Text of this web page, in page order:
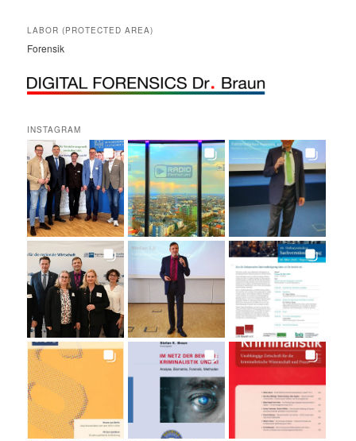
LABOR (PROTECTED AREA)
Forensik
INSTAGRAM